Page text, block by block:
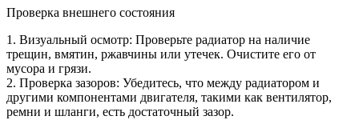
Проверка внешнего состояния
1. Визуальный осмотр: Проверьте радиатор на наличие
трещин, вмятин, ржавчины или утечек. Очистите его от
мусора и грязи.
2. Проверка зазоров: Убедитесь, что между радиатором и
другими компонентами двигателя, такими как вентилятор,
ремни и шланги, есть достаточный зазор.